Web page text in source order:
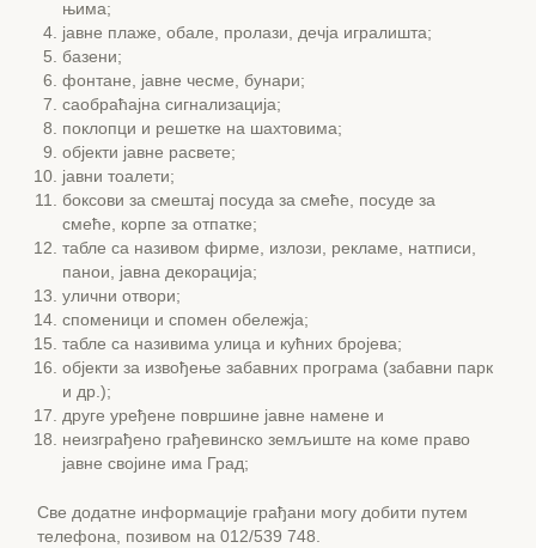
њима;
јавне плаже, обале, пролази, дечја игралишта;
базени;
фонтане, јавне чесме, бунари;
саобраћајна сигнализација;
поклопци и решетке на шахтовима;
објекти јавне расвете;
јавни тоалети;
боксови за смештај посуда за смеће, посуде за
смеће, корпе за отпатке;
табле са називом фирме, излози, рекламе, натписи,
панои, јавна декорација;
улични отвори;
споменици и спомен обележја;
табле са називима улица и кућних бројева;
објекти за извођење забавних програма (забавни парк
и др.);
друге уређене површине јавне намене и
неизграђено грађевинско земљиште на коме право
јавне својине има Град;
Све додатне информације грађани могу добити путем
телефона, позивом на 012/539 748.